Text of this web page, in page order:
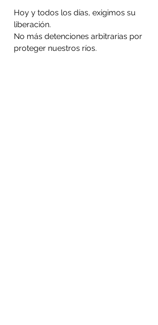
Hoy y todos los días, exigimos su
liberación.
No más detenciones arbitrarias por
proteger nuestros ríos.